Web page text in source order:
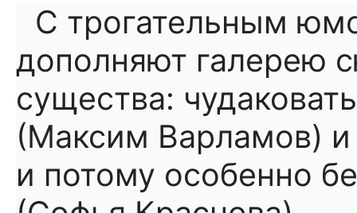
С трогательным
дополняют галерею
существа:
(Максим Варламов)
и потому особенно